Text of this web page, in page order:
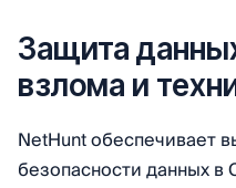
Защита
взлома и
NetHunt обеспечивает
безопасности данных в